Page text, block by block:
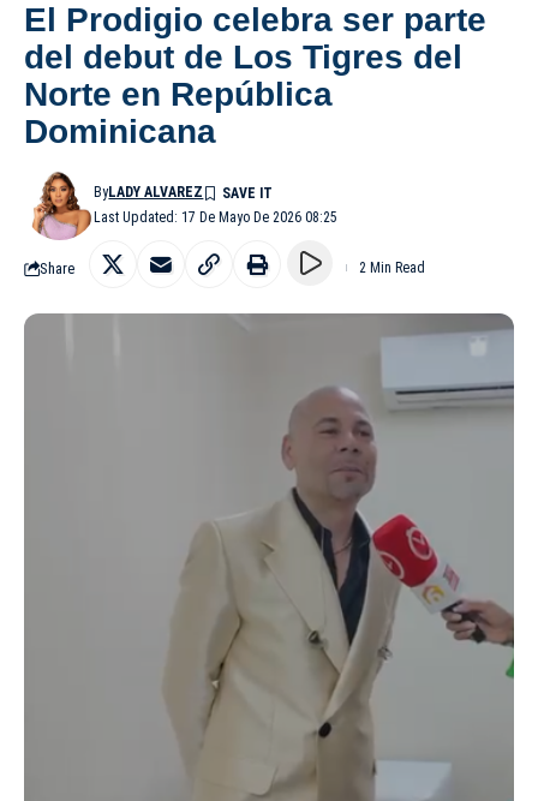
El Prodigio celebra ser parte
del debut de Los Tigres del
Norte en República
Dominicana
Last Updated: 17 De Mayo De 2026 08:25
ByLADY ALVAREZ
Share 2 Min Read